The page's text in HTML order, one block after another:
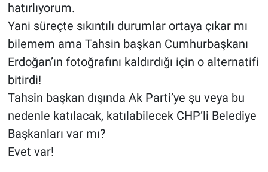
hatırlıyorum.
Yani süreçte sıkıntılı durumlar ortaya çıkar mı
bilemem ama Tahsin başkan Cumhurbaşkanı
Erdoğan’ın fotoğrafını kaldırdığı için o alternatifi
bitirdi!
Tahsin başkan dışında Ak Parti’ye şu veya bu
nedenle katılacak, katılabilecek CHP’li Belediye
Başkanları var mı?
Evet var!